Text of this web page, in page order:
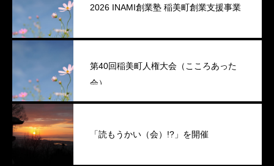
2026 INAMI創業塾 稲美町創業支援事業
第40回稲美町人権大会（こころあった
会）
「読もうかい（会）!?」を開催